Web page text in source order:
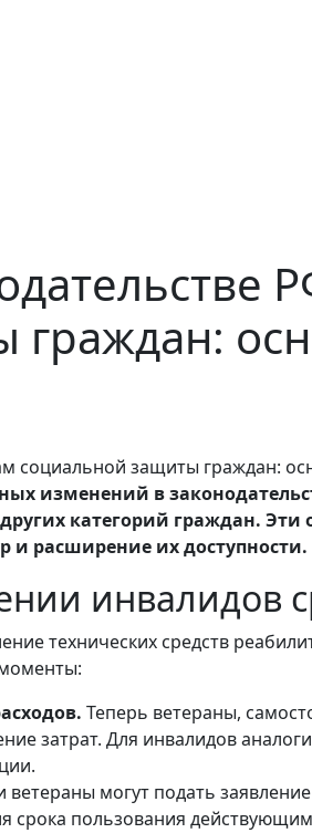
граждан:
изменений в
категорий граждан.
расширение их
инвалидов
технических средств
Теперь ветераны,
затрат. Для инвалидов
ветераны могут подать
срока пользования